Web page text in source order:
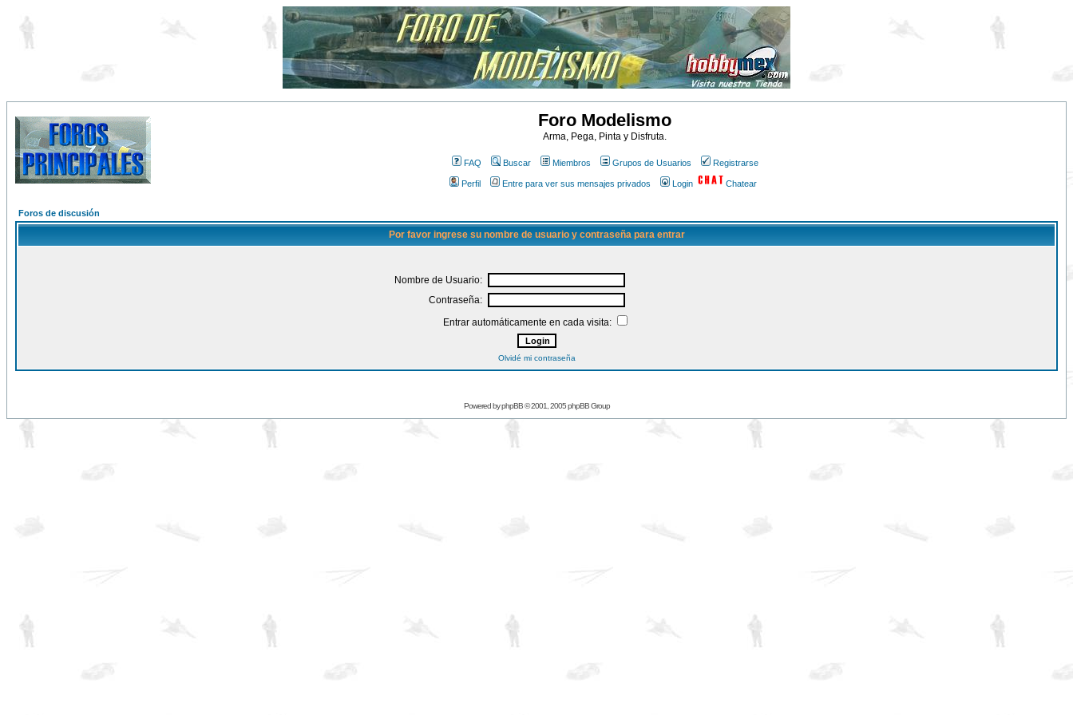
Foro Modelismo
Arma, Pega, Pinta y Disfruta.
FAQ Buscar Miembros Grupos de Usuarios Registrarse
Perfil Entre para ver sus mensajes privados Login Chatear
Foros de discusión
Por favor ingrese su nombre de usuario y contraseña para entrar
Nombre de Usuario:
Contraseña:
Entrar automáticamente en cada visita:
Olvidé mi contraseña
Powered byphpBB© 2001, 2005 phpBB Group